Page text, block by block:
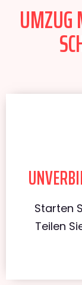
UMZUG
Starten
Teilen